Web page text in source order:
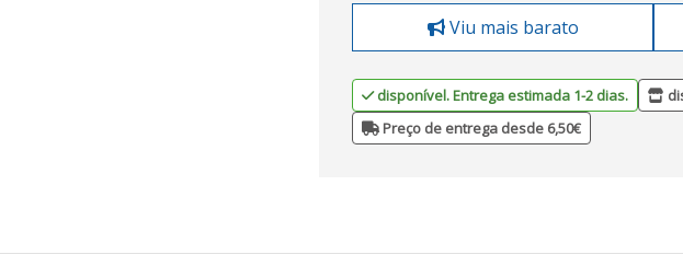
Viu mais barato
disponível. Entrega estimada 1-2 dias.
Preço de entrega desde 6,50€